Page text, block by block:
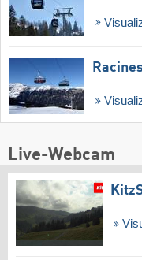
Live-Webcam